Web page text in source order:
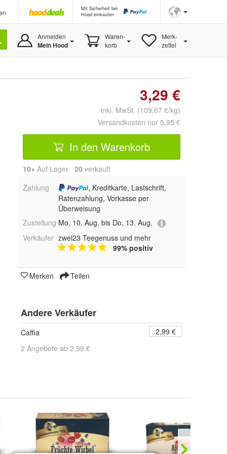
Mit Sicherheit bei
Hood einkaufen
Anmelden
Mein Hood
Waren-
korb
Merk-
zettel
3,29 €
inkl. MwSt. (109,67 €/kg)
Versandkosten nur 5,95 €
In den Warenkorb
10+ Auf Lager 20 verkauft
Zahlung
, Kreditkarte, Lastschrift,
Ratenzahlung, Vorkasse per
Überweisung
Zustellung Mo, 10. Aug. bis Do, 13. Aug.
Verkäufer zwei23 Teegenuss und mehr
99% positiv
Merken Teilen
Andere Verkäufer
Caffia
2,99 €
2 Angebote ab 2,99 €